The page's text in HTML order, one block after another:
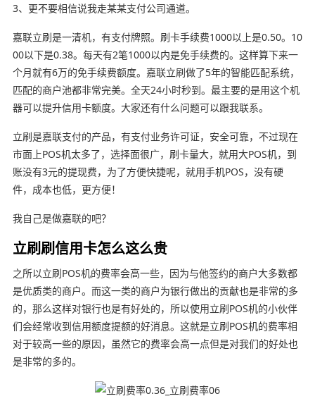
3、更不要相信说我走某某支付公司通道。
嘉联立刷是一清机，有支付牌照。刷卡手续费1000以上是0.50。10
00以下是0.38。每天有2笔1000以内是免手续费的。这样算下来一
个月就有6万的免手续费额度。嘉联立刷做了5年的智能匹配系统，
匹配的商户池都非常完美。全天24小时秒到。最主要的是用这个机
器可以提升信用卡额度。大家还有什么问题可以跟我联系。
立刷是嘉联支付的产品，有支付业务许可证，安全可靠，不过现在
市面上POS机太多了，选择面很广，刷卡量大，就用大POS机，到
账没有3元的提现费，为了方便快捷呢，就用手机POS，没有硬
件，成本也低，更方便！
我自己是做嘉联的吧？
立刷刷信用卡怎么这么贵
之所以立刷POS机的费率会高一些，因为与他签约的商户大多数都
是优质类的商户。而这一类的商户为银行做出的贡献也是非常的多
的，那么这样对银行也是有好处的，所以使用立刷POS机的小伙伴
们会经常收到信用额度提额的好消息。这就是立刷POS机的费率相
对于较高一些的原因，虽然它的费率会高一点但是对我们的好处也
是非常的多的。